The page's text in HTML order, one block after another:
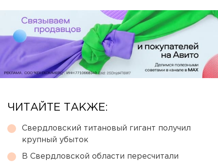
ЧИТАЙТЕ ТАКЖЕ:
Свердловский титановый гигант получил
крупный убыток
В Свердловской области пересчитали